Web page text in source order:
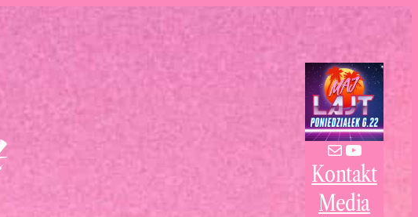
Mail YouTube
Kontakt
Media